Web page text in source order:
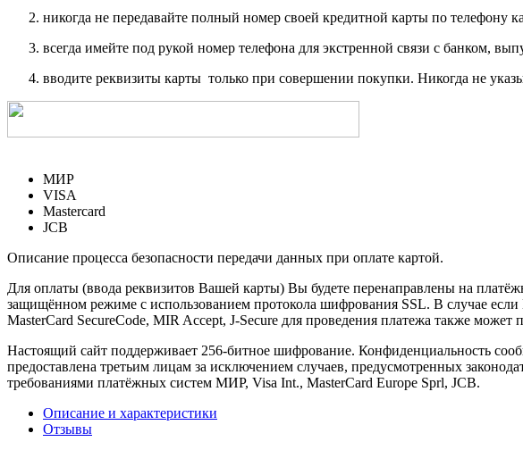
никогда не передавайте полный номер своей кредитной карты по телефону
всегда имейте под рукой номер телефона для экстренной связи с банком,
вводите реквизиты карты только при совершении покупки. Никогда не
МИР
VISA
Mastercard
JCB
Описание процесса безопасности передачи данных при оплате картой.
Для оплаты (ввода реквизитов Вашей карты) Вы будете перенаправлены на
защищённом режиме с использованием протокола шифрования SSL. В случае
MasterCard SecureCode, MIR Accept, J-Secure для проведения платежа также может
Настоящий сайт поддерживает 256-битное шифрование. Конфиденциальность
предоставлена третьим лицам за исключением случаев, предусмотренных
требованиями платёжных систем МИР, Visa Int., MasterCard Europe Sprl, JCB.
Описание и характеристики
Отзывы